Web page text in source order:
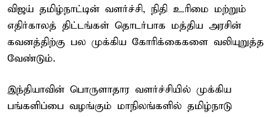
விஜய் தமிழ்நாட்டின் வளர்ச்சி, நிதி உரிமை மற்றும்
எதிர்காலத் திட்டங்கள் தொடர்பாக மத்திய அரசின்
கவனத்திற்கு பல முக்கிய கோரிக்கைகளை வலியுறுத்த
வேண்டும்.
இந்தியாவின் பொருளாதார வளர்ச்சியில் முக்கிய
பங்களிப்பை வழங்கும் மாநிலங்களில் தமிழ்நாடு